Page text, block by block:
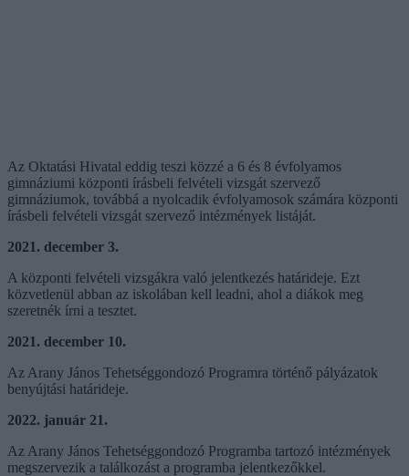
Az Oktatási Hivatal eddig teszi közzé a 6 és 8 évfolyamos
gimnáziumi központi írásbeli felvételi vizsgát szervező
gimnáziumok, továbbá a nyolcadik évfolyamosok számára központi
írásbeli felvételi vizsgát szervező intézmények listáját.
2021. december 3.
A központi felvételi vizsgákra való jelentkezés határideje. Ezt
közvetlenül abban az iskolában kell leadni, ahol a diákok meg
szeretnék írni a tesztet.
2021. december 10.
Az Arany János Tehetséggondozó Programra történő pályázatok
benyújtási határideje.
2022. január 21.
Az Arany János Tehetséggondozó Programba tartozó intézmények
megszervezik a találkozást a programba jelentkezőkkel.